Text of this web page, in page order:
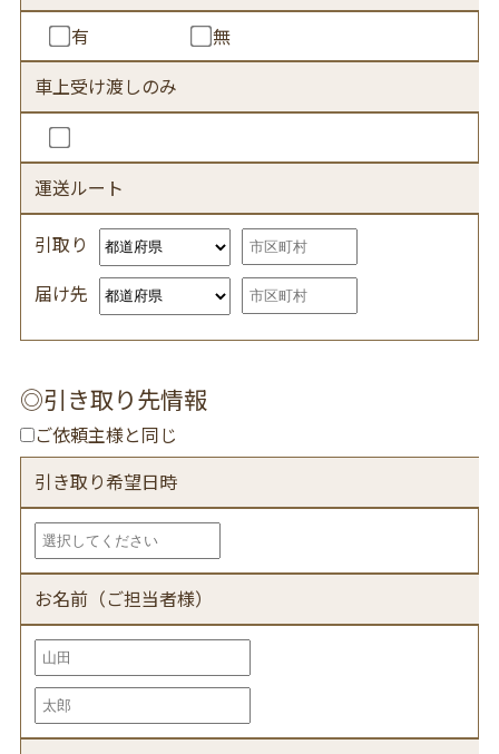
有
無
車上受け渡しのみ
運送ルート
引取り
届け先
◎引き取り先情報
ご依頼主様と同じ
引き取り希望日時
お名前（ご担当者様）